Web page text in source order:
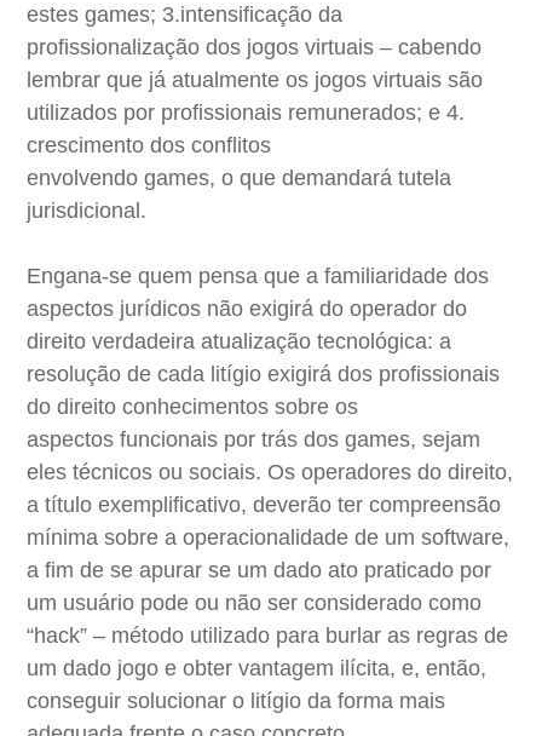
estes games; 3.intensificação da
profissionalização dos jogos virtuais – cabendo
lembrar que já atualmente os jogos virtuais são
utilizados por profissionais remunerados; e 4.
crescimento dos conflitos
envolvendo games, o que demandará tutela
jurisdicional.
Engana-se quem pensa que a familiaridade dos
aspectos jurídicos não exigirá do operador do
direito verdadeira atualização tecnológica: a
resolução de cada litígio exigirá dos profissionais
do direito conhecimentos sobre os
aspectos funcionais por trás dos games, sejam
eles técnicos ou sociais. Os operadores do direito,
a título exemplificativo, deverão ter compreensão
mínima sobre a operacionalidade de um software,
a fim de se apurar se um dado ato praticado por
um usuário pode ou não ser considerado como
“hack” – método utilizado para burlar as regras de
um dado jogo e obter vantagem ilícita, e, então,
conseguir solucionar o litígio da forma mais